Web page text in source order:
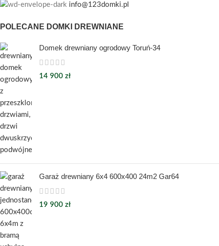
info@123domki.pl
POLECANE DOMKI DREWNIANE
Domek drewniany ogrodowy Toruń-34
14 900 zł
Garaż drewniany 6x4 600x400 24m2 Gar64
19 900 zł